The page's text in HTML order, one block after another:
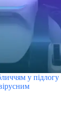
у підлогу